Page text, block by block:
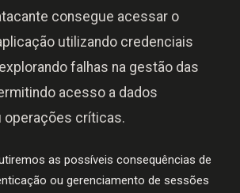
consegue acessar o
utilizando credenciais
falhas na gestão das
acesso a dados
operações críticas.
as possíveis consequências de
ou gerenciamento de sessões